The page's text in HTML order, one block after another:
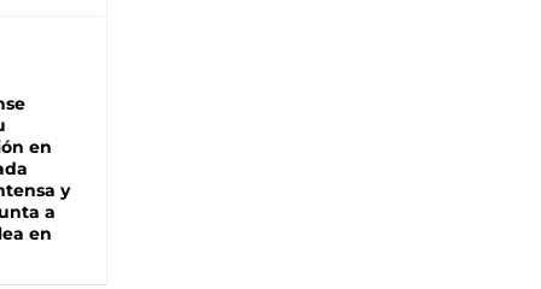
en
y
a
en